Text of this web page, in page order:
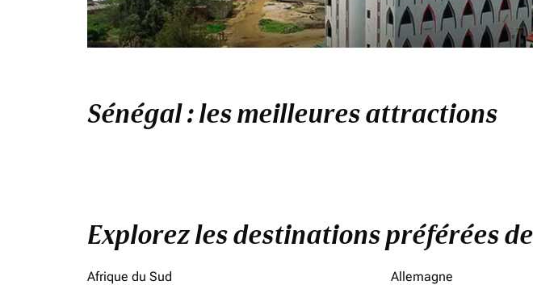
Sénégal : les meilleures attractions
Explorez les destinations préférées
Afrique du Sud Allemagne